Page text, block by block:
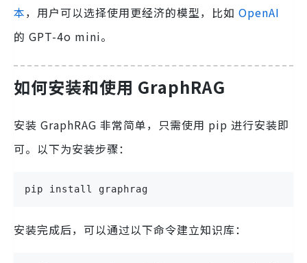
本，用户可以选择使用更经济的模型，比如 OpenAI
的 GPT-4o mini。
如何安装和使用 GraphRAG
安装 GraphRAG 非常简单，只需使用 pip 进行安装即
可。以下为安装步骤：
pip install graphrag
安装完成后，可以通过以下命令建立知识库：